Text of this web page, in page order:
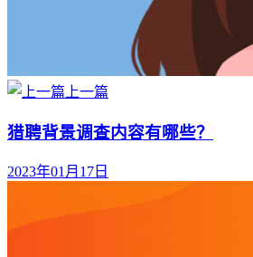
上一篇
猎聘背景调查内容有哪些？
2023年01月17日